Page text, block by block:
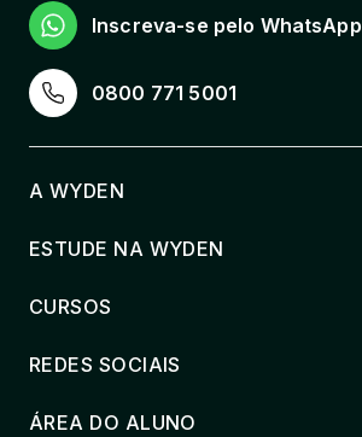
0800 771 5001
Inscreva-se pelo WhatsApp
A WYDEN
ESTUDE NA WYDEN
CURSOS
REDES SOCIAIS
ÁREA DO ALUNO